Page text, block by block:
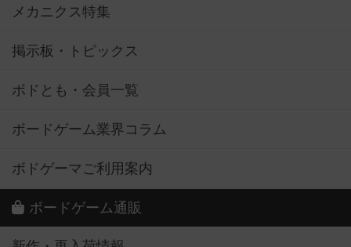
メカニクス特集
掲示板・トピックス
ボドとも・会員一覧
ボードゲーム業界コラム
ボドゲーマご利用案内
ボードゲーム通販